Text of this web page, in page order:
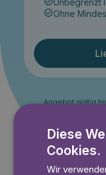
Unbegrenzt
Ohne
Angebot gültig
Diese
Cookies.
Wir